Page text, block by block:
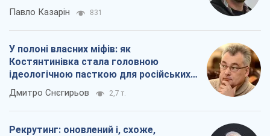
Павло Казарін 831
У полоні власних міфів: як
Костянтинівка стала головною
ідеологічною пасткою для російських
окупантів
Дмитро Снєгирьов 2,7 т.
Рекрутинг: оновлений і, схоже,